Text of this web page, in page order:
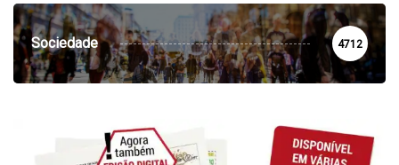
Sociedade 4712